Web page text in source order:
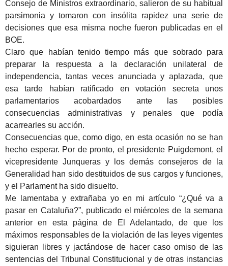
Consejo de Ministros extraordinario, salieron de su habitual
parsimonia y tomaron con insólita rapidez una serie de
decisiones que esa misma noche fueron publicadas en el
BOE.
Claro que habían tenido tiempo más que sobrado para
preparar la respuesta a la declaración unilateral de
independencia, tantas veces anunciada y aplazada, que
esa tarde habían ratificado en votación secreta unos
parlamentarios acobardados ante las posibles
consecuencias administrativas y penales que podía
acarrearles su acción.
Consecuencias que, como digo, en esta ocasión no se han
hecho esperar. Por de pronto, el presidente Puigdemont, el
vicepresidente Junqueras y los demás consejeros de la
Generalidad han sido destituidos de sus cargos y funciones,
y el Parlament ha sido disuelto.
Me lamentaba y extrañaba yo en mi artículo “¿Qué va a
pasar en Cataluña?”, publicado el miércoles de la semana
anterior en esta página de El Adelantado, de que los
máximos responsables de la violación de las leyes vigentes
siguieran libres y jactándose de hacer caso omiso de las
sentencias del Tribunal Constitucional y de otras instancias